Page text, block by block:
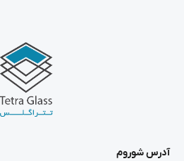
آدرس شوروم